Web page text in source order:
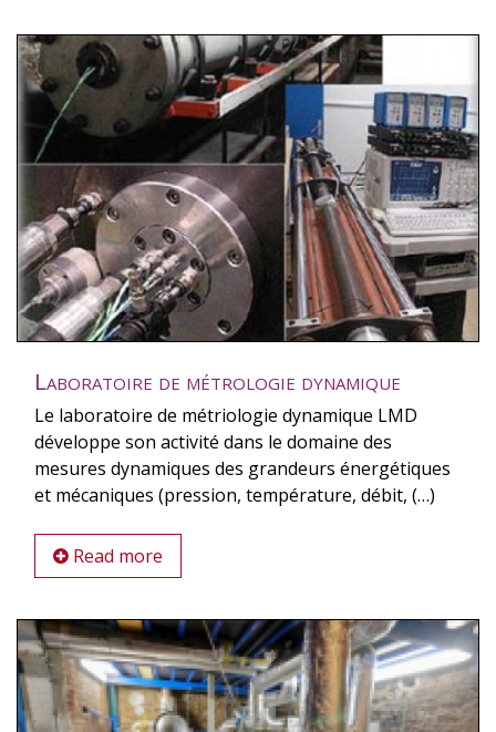
Laboratoire de métrologie dynamique
Le laboratoire de métriologie dynamique LMD
développe son activité dans le domaine des
mesures dynamiques des grandeurs énergétiques
et mécaniques (pression, température, débit, (…)
Read more